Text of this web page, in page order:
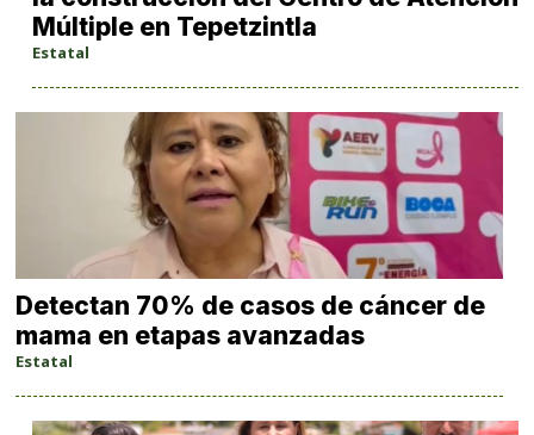
Múltiple en Tepetzintla
Estatal
Detectan 70% de casos de cáncer de
mama en etapas avanzadas
Estatal